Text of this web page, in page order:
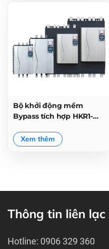
Bộ khởi động mềm
Bypass tích hợp HKR1-
Xem thêm
Thông tin liên lạc
Hotline: 0906 329 360